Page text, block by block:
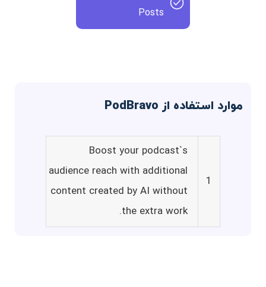
Posts
موارد استفاده از PodBravo
1
Boost your podcast`s
audience reach with additional
content created by AI without
the extra work.